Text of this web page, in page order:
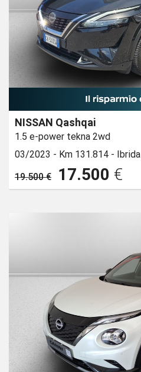
NISSAN Qashqai
1.5 e-power tekna 2wd
03/2023 - Km 131.814 - Ibrida
19.500 €
17.500 €